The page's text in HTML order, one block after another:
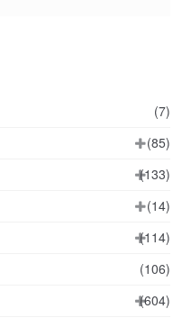
(7)
(85)
(133)
(14)
(114)
(106)
(604)